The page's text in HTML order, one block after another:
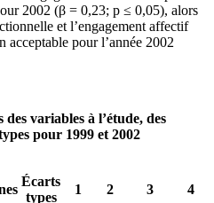
2002 (β = 0,23; p ≤ 0,05), alors
et l’engagement affectif
pour l’année 2002
variables à l’étude, des
pour 1999 et 2002
Écarts
types
1 2 3 4